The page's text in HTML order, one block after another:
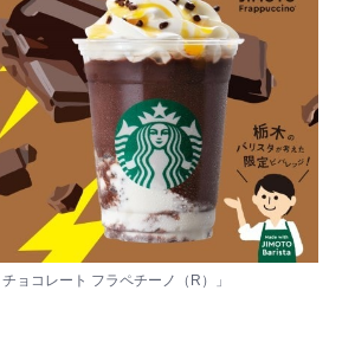
ョコレート フラペチーノ（R）」